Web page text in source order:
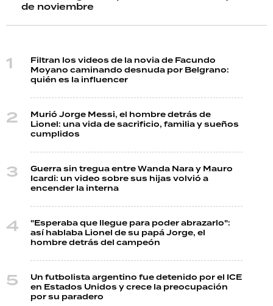
de noviembre
Filtran los videos de la novia de Facundo
Moyano caminando desnuda por Belgrano:
quién es la influencer
Murió Jorge Messi, el hombre detrás de
Lionel: una vida de sacrificio, familia y sueños
cumplidos
Guerra sin tregua entre Wanda Nara y Mauro
Icardi: un video sobre sus hijas volvió a
encender la interna
"Esperaba que llegue para poder abrazarlo":
así hablaba Lionel de su papá Jorge, el
hombre detrás del campeón
Un futbolista argentino fue detenido por el ICE
en Estados Unidos y crece la preocupación
por su paradero